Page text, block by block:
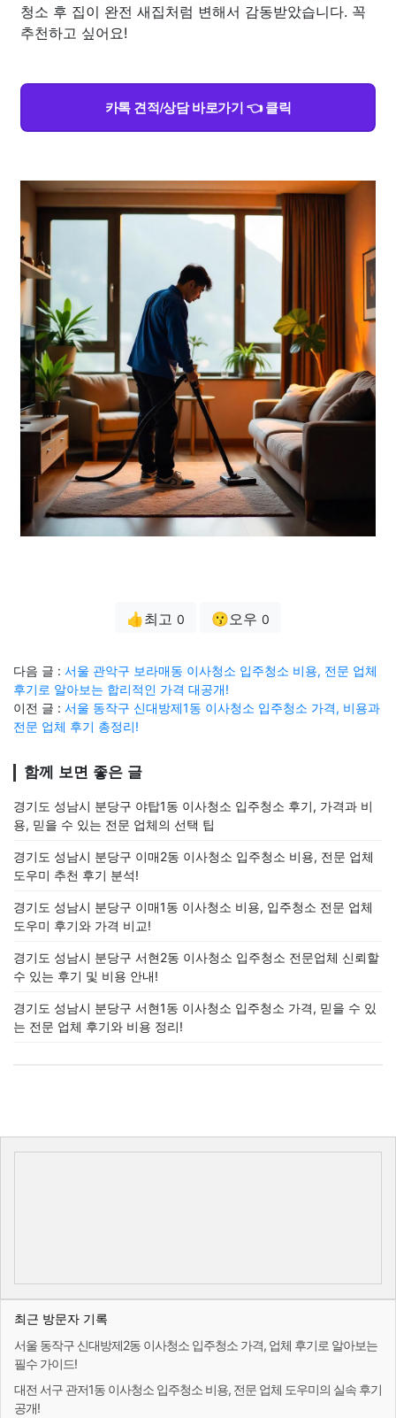
청소 후 집이 완전 새집처럼 변해서 감동받았습니다. 꼭
추천하고 싶어요!
카톡 견적/상담 바로가기 👈 클릭
👍최고 0 😗오우 0
다음 글 : 서울 관악구 보라매동 이사청소 입주청소 비용, 전문 업체
후기로 알아보는 합리적인 가격 대공개!
이전 글 : 서울 동작구 신대방제1동 이사청소 입주청소 가격, 비용과
전문 업체 후기 총정리!
함께 보면 좋은 글
경기도 성남시 분당구 야탑1동 이사청소 입주청소 후기, 가격과 비
용, 믿을 수 있는 전문 업체의 선택 팁
경기도 성남시 분당구 이매2동 이사청소 입주청소 비용, 전문 업체
도우미 추천 후기 분석!
경기도 성남시 분당구 이매1동 이사청소 비용, 입주청소 전문 업체
도우미 후기와 가격 비교!
경기도 성남시 분당구 서현2동 이사청소 입주청소 전문업체 신뢰할
수 있는 후기 및 비용 안내!
경기도 성남시 분당구 서현1동 이사청소 입주청소 가격, 믿을 수 있
는 전문 업체 후기와 비용 정리!
최근 방문자 기록
서울 동작구 신대방제2동 이사청소 입주청소 가격, 업체 후기로 알아보는
필수 가이드!
대전 서구 관저1동 이사청소 입주청소 비용, 전문 업체 도우미의 실속 후기
공개!